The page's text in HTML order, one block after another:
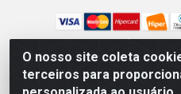
O nosso site coleta
terceiros para
Rafael & Dantas LTDA - Rua